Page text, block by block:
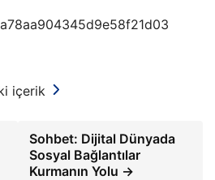
içerik
Sohbet: Dijital Dünyada
Sosyal Bağlantılar
Kurmanın Yolu →